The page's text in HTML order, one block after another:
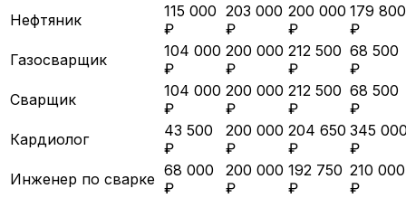
Нефтяник
115 000
₽
203 000
₽
200 000
₽
179 800
₽
Газосварщик
104 000
₽
200 000
₽
212 500
₽
68 500
₽
Сварщик
104 000
₽
200 000
₽
212 500
₽
68 500
₽
Кардиолог
43 500
₽
200 000
₽
204 650
₽
345
₽
Инженер по сварке 68 000
₽
200 000
₽
192 750
₽
210 000
₽